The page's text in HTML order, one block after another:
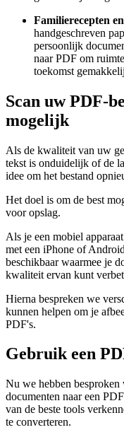
Familierecepten
handgeschreven
persoonlijk
naar PDF om
toekomst
Scan uw PDF-
mogelijk
Als de kwaliteit van uw
tekst is onduidelijk of de
idee om het bestand
Het doel is om de best
voor opslag.
Als je een mobiel
met een iPhone of
beschikbaar waarmee je
kwaliteit ervan kunt
Hierna bespreken we
kunnen helpen om je
PDF's.
Gebruik een
Nu we hebben besproken
documenten naar een
van de beste tools
te converteren.